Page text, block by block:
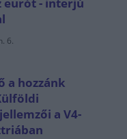
eurót - interjú
6.
a hozzánk
a V4-